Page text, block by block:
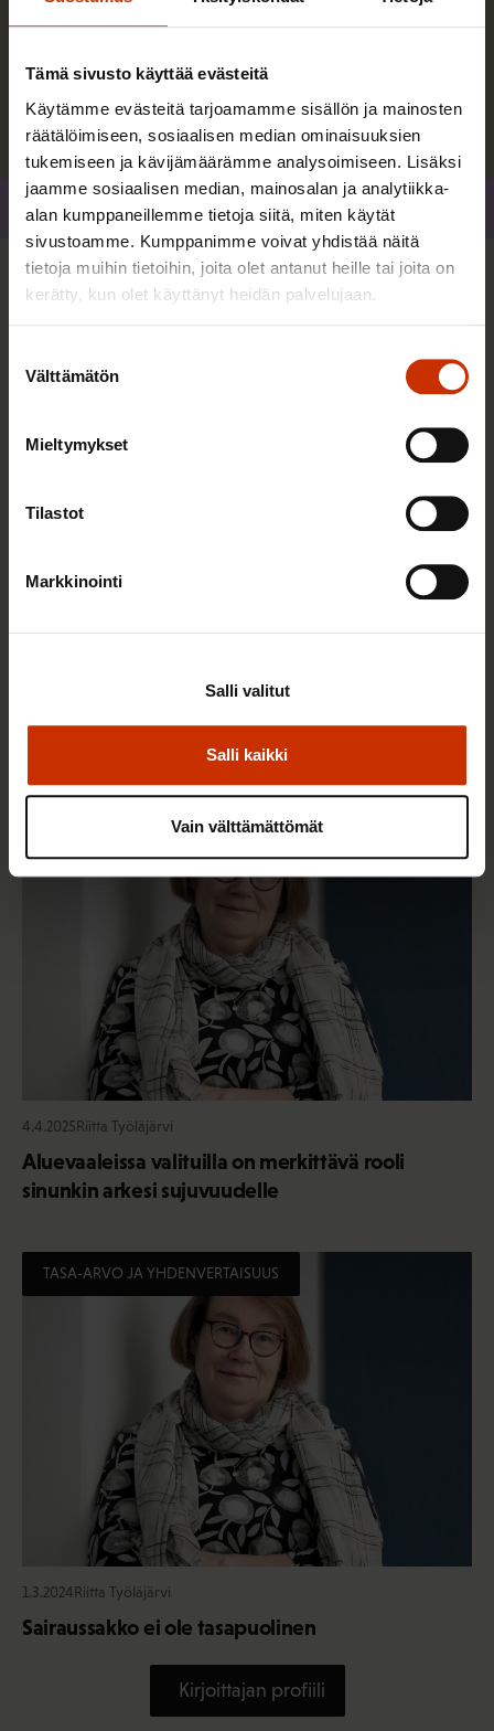
Tämä sivusto käyttää evästeitä
Käytämme evästeitä tarjoamamme sisällön ja mainosten
räätälöimiseen, sosiaalisen median ominaisuuksien
tukemiseen ja kävijämäärämme analysoimiseen. Lisäksi
jaamme sosiaalisen median, mainosalan ja analytiikka-
alan kumppaneillemme tietoja siitä, miten käytät
sivustoamme. Kumppanimme voivat yhdistää näitä
tietoja muihin tietoihin, joita olet antanut heille tai joita on
kerätty, kun olet käyttänyt heidän palvelujaan.
valinta
Välttämätön
Mieltymykset
Tilastot
Markkinointi
Salli kaikki
Salli valitut
Vain välttämättömät
liittyvien asioiden valmistelusta.
Lue lisää kirjoittajasta
Jaa
Lisää kirjoittajalta
TALOUS JA ELINKEINOELÄMÄ
Velkajarrusta ei saa muodostua hyvinvointijarrua
4.4.2025Riitta Työläjärvi
Aluevaaleissa valituilla on merkittävä rooli
sinunkin arkesi sujuvuudelle
TASA-ARVO JA YHDENVERTAISUUS
1.3.2024Riitta Työläjärvi
Sairaussakko ei ole tasapuolinen
Kirjoittajan profiili